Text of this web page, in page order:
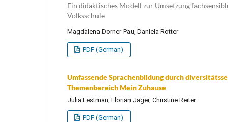
Ein didaktisches Modell zur Umsetzung
Volksschule
Magdalena Dorner-Pau, Daniela Rotter
PDF (German)
Umfassende Sprachenbildung durch
Themenbereich Mein Zuhause
Julia Festman, Florian Jäger, Christine Reiter
PDF (German)